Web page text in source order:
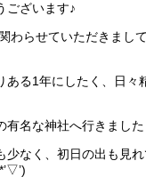
ございます♪
わらせていただきまし
ある1年にしたく、日々
有名な神社へ行きました
少なく、初日の出も見